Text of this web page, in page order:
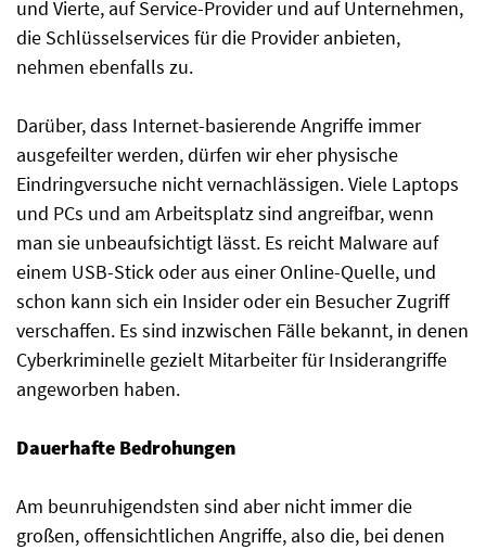
und Vierte, auf Service-Provider und auf Unternehmen,
die Schlüsselservices für die Provider anbieten,
nehmen ebenfalls zu.
Darüber, dass Internet-basierende Angriffe immer
ausgefeilter werden, dürfen wir eher physische
Eindringversuche nicht vernachlässigen. Viele Laptops
und PCs und am Arbeitsplatz sind angreifbar, wenn
man sie unbeaufsichtigt lässt. Es reicht Malware auf
einem USB-Stick oder aus einer Online-Quelle, und
schon kann sich ein Insider oder ein Besucher Zugriff
verschaffen. Es sind inzwischen Fälle bekannt, in denen
Cyberkriminelle gezielt Mitarbeiter für Insiderangriffe
angeworben haben.
Dauerhafte Bedrohungen
Am beunruhigendsten sind aber nicht immer die
großen, offensichtlichen Angriffe, also die, bei denen